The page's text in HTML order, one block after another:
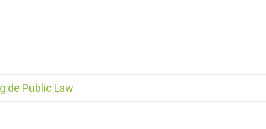
de Public Law